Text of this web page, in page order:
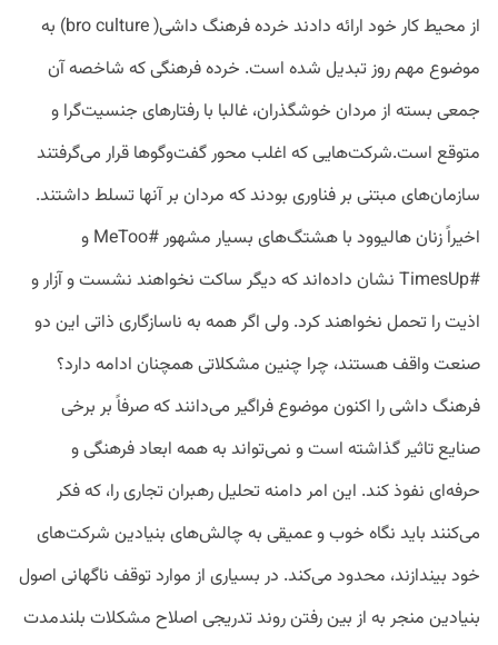
از محیط کار خود ارائه دادند خرده فرهنگ داشی( bro culture) به
موضوع مهم روز تبدیل شده است. خرده فرهنگی که شاخصه آن
جمعی بسته از مردان خوشگذران، غالبا با رفتارهای جنسیت‌گرا و
متوقع است.شرکت‌هایی که اغلب محور گفت‌وگوها قرار می‌گرفتند
سازمان‌های مبتنی بر فناوری بودند که مردان بر آنها تسلط داشتند.
اخیراً زنان هالیوود با هشتگ‌های بسیار مشهور #MeToo و
#TimesUp نشان داده‌اند که دیگر ساکت نخواهند نشست و آزار و
اذیت را تحمل نخواهند کرد. ولی اگر همه به ناسازگاری ذاتی این دو
صنعت واقف هستند، چرا چنین مشکلاتی همچنان ادامه دارد؟
فرهنگ داشی را اکنون موضوع فراگیر می‌دانند که صرفاً بر برخی
صنایع تاثیر گذاشته است و نمی‌تواند به همه ابعاد فرهنگی و
حرفه‌ای نفوذ کند. این امر دامنه تحلیل رهبران تجاری را، که فکر
می‌کنند باید نگاه خوب و عمیقی به چالش‌های بنیادین شرکت‌های
خود بیندازند، محدود می‌کند. در بسیاری از موارد توقف ناگهانی اصول
بنیادین منجر به از بین رفتن روند تدریجی اصلاح مشکلات بلندمدت